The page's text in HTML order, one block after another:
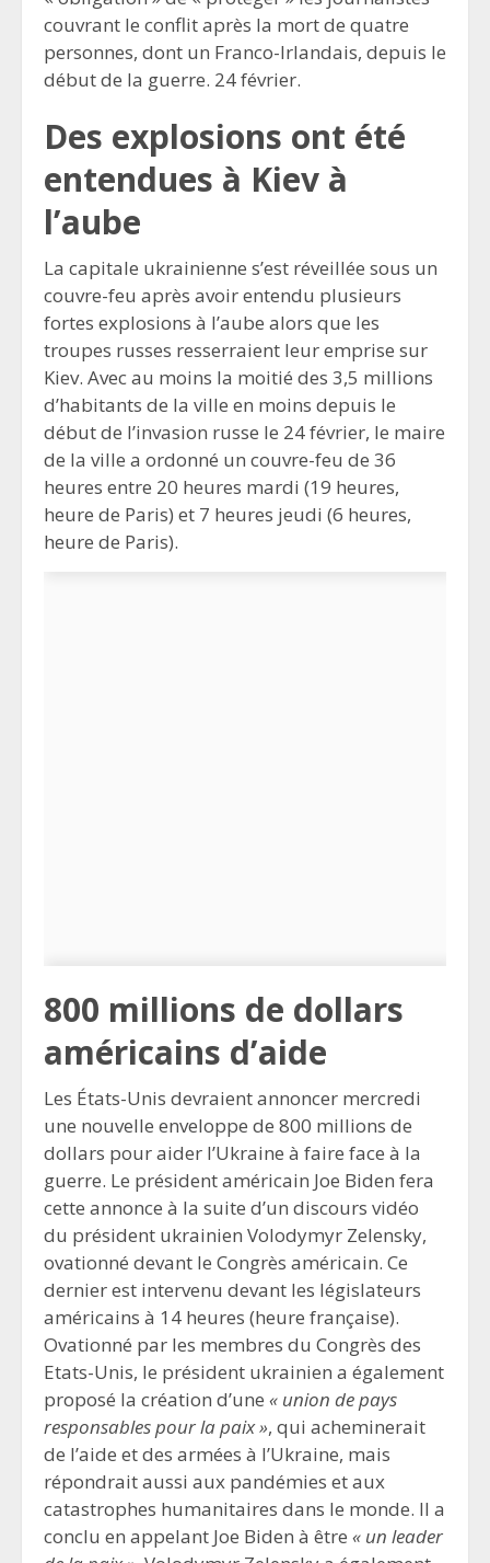
couvrant le conflit après la mort de quatre
personnes, dont un Franco-Irlandais, depuis le
début de la guerre. 24 février.
Des explosions ont été
entendues à Kiev à
l’aube
La capitale ukrainienne s’est réveillée sous un
couvre-feu après avoir entendu plusieurs
fortes explosions à l’aube alors que les
troupes russes resserraient leur emprise sur
Kiev. Avec au moins la moitié des 3,5 millions
d’habitants de la ville en moins depuis le
début de l’invasion russe le 24 février, le maire
de la ville a ordonné un couvre-feu de 36
heures entre 20 heures mardi (19 heures,
heure de Paris) et 7 heures jeudi (6 heures,
heure de Paris).
800 millions de dollars
américains d’aide
Les États-Unis devraient annoncer mercredi
une nouvelle enveloppe de 800 millions de
dollars pour aider l’Ukraine à faire face à la
guerre. Le président américain Joe Biden fera
cette annonce à la suite d’un discours vidéo
du président ukrainien Volodymyr Zelensky,
ovationné devant le Congrès américain. Ce
dernier est intervenu devant les législateurs
américains à 14 heures (heure française).
Ovationné par les membres du Congrès des
Etats-Unis, le président ukrainien a également
proposé la création d’une « union de pays
responsables pour la paix », qui acheminerait
de l’aide et des armées à l’Ukraine, mais
répondrait aussi aux pandémies et aux
catastrophes humanitaires dans le monde. Il a
conclu en appelant Joe Biden à être « un leader